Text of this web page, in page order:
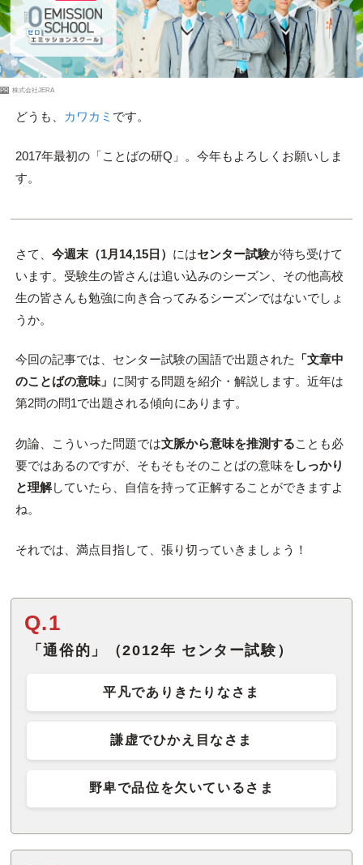
PR 株式会社JERA
どうも、 カワカミ です。
2017年最初の「ことばの研Q」。今年もよろしくお願いしま
す。
さて、 今週末（1月14,15日） にはセンター試験が待ち受けて
います。受験生の皆さんは追い込みのシーズン、その他高校
生の皆さんも勉強に向き合ってみるシーズンではないでしょ
うか。
今回の記事では、センター試験の国語で出題された
「文章中
のことばの意味」 に関する問題を紹介・解説します。近年は
第2問の問1で出題される傾向にあります。
勿論、こういった問題では文脈から意味を推測することも必
要ではあるのですが、そもそもそのことばの意味を しっかり
と理解していたら、自信を持って正解することができますよ
ね。
それでは、満点目指して、張り切っていきましょう！
Q.1
「通俗的」（2012年 センター試験）
平凡でありきたりなさま
謙虚でひかえ目なさま
野卑で品位を欠いているさま